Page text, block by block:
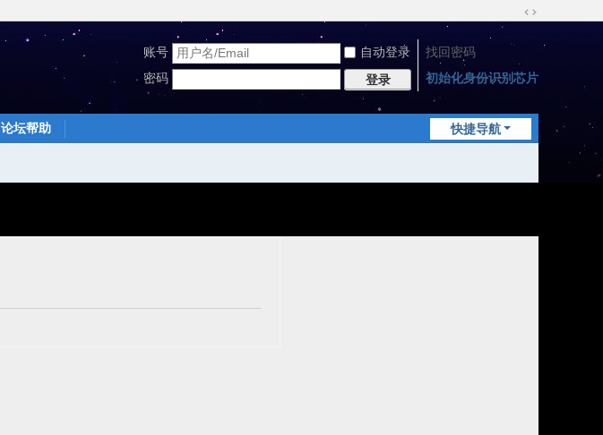
宽
账号 自动登录
找回密码
密码
登录 初始化身份识别芯片
快捷导航
论坛帮助